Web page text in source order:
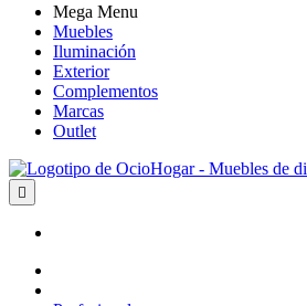
Mega Menu
Muebles
Iluminación
Exterior
Complementos
Marcas
Outlet
